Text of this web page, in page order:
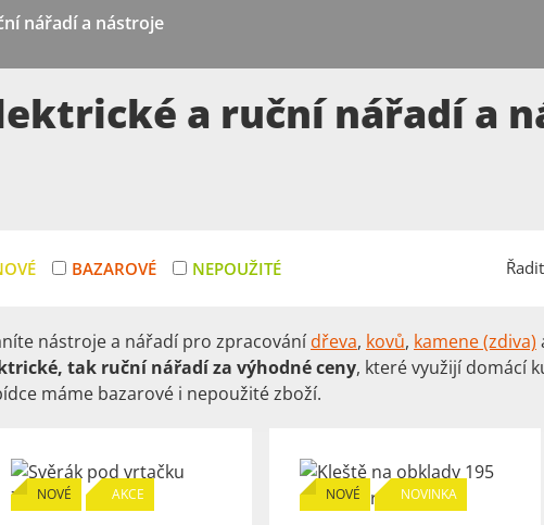
nářadí a nástroje
a ruční nářadí a
BAZAROVÉ NEPOUŽITÉ
nástroje a nářadí pro zpracování dřeva, kovů, kamene (zdiva)
tak ruční nářadí za výhodné ceny, které využijí domácí
máme bazarové i nepoužité zboží.
NOVÉ AKCE NOVÉ NOVINKA